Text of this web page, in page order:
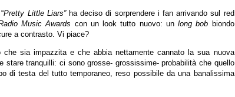
Pretty Little Liars”ha deciso di sorprendere i fan arrivando sul red
Music Awards con un look tutto nuovo: unlong bob biondo
a contrasto. Vi piace?
che sia impazzita e che abbia nettamente cannato la sua nuova
stare tranquilli: ci sono grosse- grossissime- probabilità che quello
di testa del tutto temporaneo, reso possibile da una banalissima